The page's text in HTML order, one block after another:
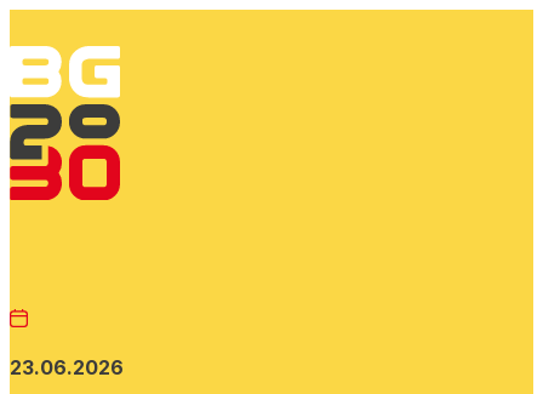
23.06.2026